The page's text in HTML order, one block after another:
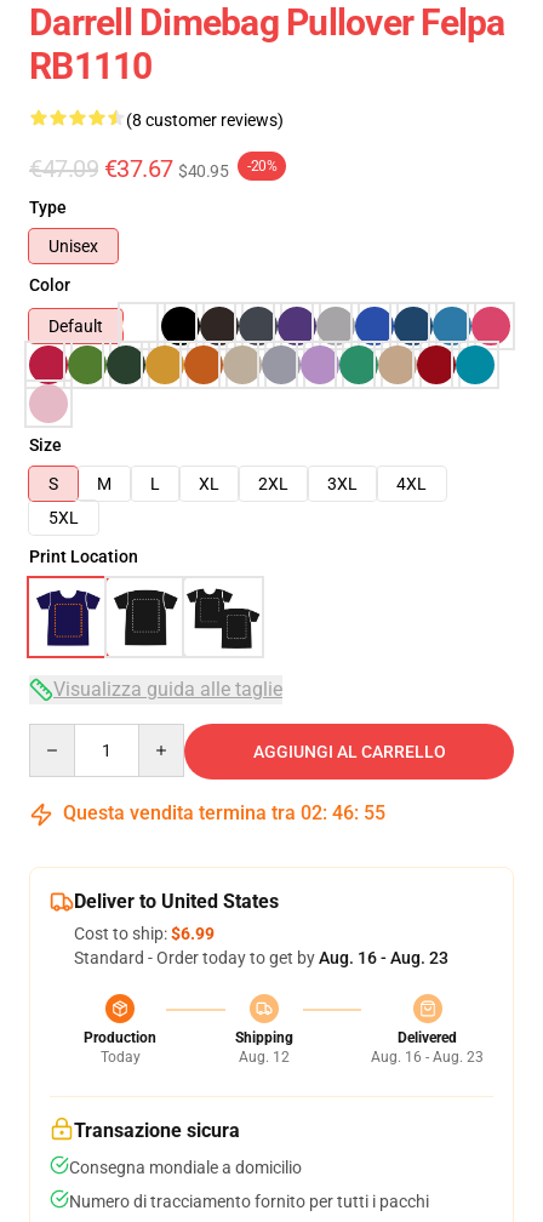
Darrell Dimebag Pullover Felpa
RB1110
(8 customer reviews)
€47.09 €37.67 $40.95 -20%
Type
Unisex
Color
Default
Size
S
M L XL 2XL 3XL
4XL
5XL
Print Location
Visualizza guida alle taglie
AGGIUNGI AL CARRELLO
Questa vendita termina tra 02: 46: 54
Deliver to United States
Cost to ship:$6.99
Standard - Order today to get byAug. 16 - Aug. 23
Production
Today
Shipping
Aug. 12
Delivered
Aug. 16 - Aug. 23
Transazione sicura
Consegna mondiale a domicilio
Numero di tracciamento fornito per tutti i pacchi